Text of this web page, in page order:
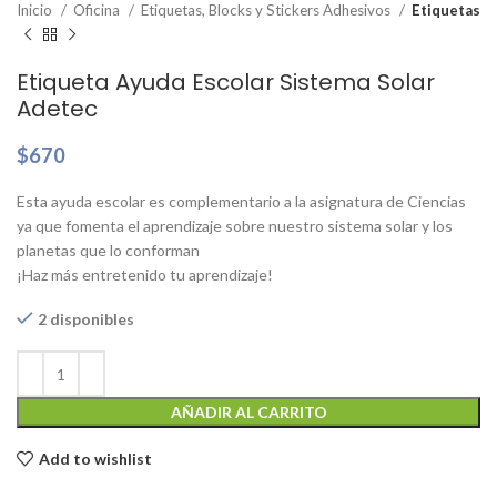
Inicio Oficina Etiquetas, Blocks y Stickers Adhesivos Etiquetas
Etiqueta Ayuda Escolar Sistema Solar
Adetec
$670
Esta ayuda escolar es complementario a la asignatura de Ciencias
ya que fomenta el aprendizaje sobre nuestro sistema solar y los
planetas que lo conforman
¡Haz más entretenido tu aprendizaje!
2 disponibles
AÑADIR AL CARRITO
Add to wishlist